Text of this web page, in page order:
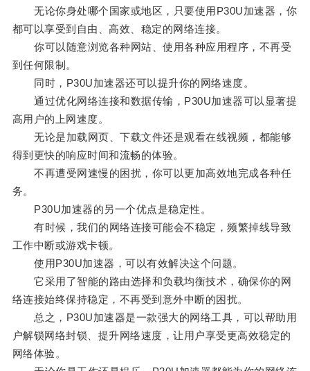
无论你身处哪个国家或地区，只要使用P30U加速器，你
都可以享受到自由、高效、稳定的网络连接。
你可以随意浏览各种网站、使用各种应用程序，不再受
到任何限制。
同时，P30U加速器还可以提升你的网络速度。
通过优化网络连接和数据传输，P30U加速器可以显著提
高用户的上网速度。
无论是加载网页、下载文件还是观看在线视频，都能够
得到更快的响应时间和流畅的体验。
不再遭受网速慢的困扰，你可以更加高效地完成各种任
务。
P30U加速器的另一个优点是稳定性。
有时候，我们的网络连接可能会不稳定，频繁掉线导致
工作中断或游戏卡顿。
使用P30U加速器，可以有效解决这个问题。
它采用了智能的路由选择和负载均衡技术，确保你的网
络连接始终保持稳定，不再受到意外中断的困扰。
总之，P30U加速器是一款强大的网络工具，可以帮助用
户解锁网络封锁、提升网络速度，让用户享受更高效稳定的
网络体验。